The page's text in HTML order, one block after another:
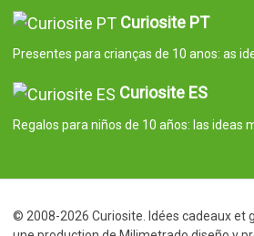
Curiosite PT
Presentes para crianças de 10 anos: as
Curiosite ES
Regalos para niños de 10 años: las ideas
© 2008-2026 Curiosite. Idées cadeaux et